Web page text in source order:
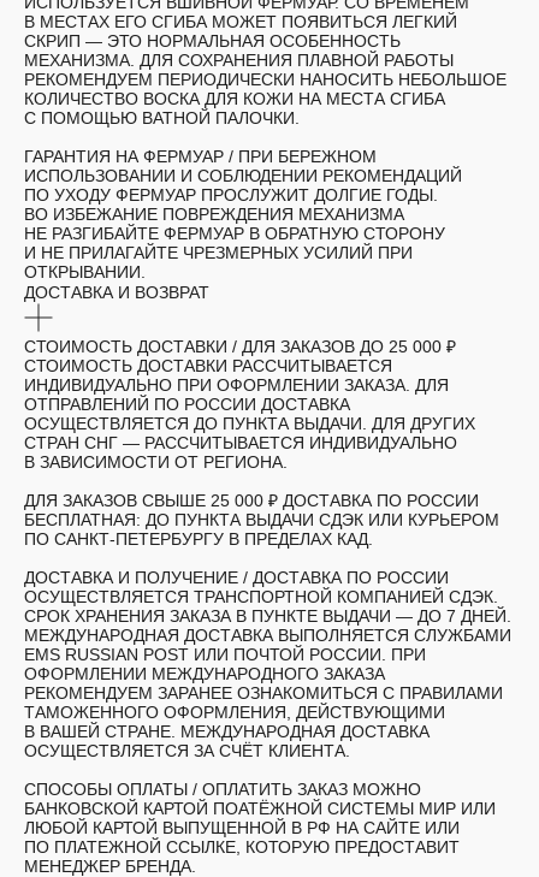
В МЕСТАХ ЕГО СГИБА МОЖЕТ ПОЯВИТЬСЯ ЛЕГКИЙ
СКРИП — ЭТО НОРМАЛЬНАЯ ОСОБЕННОСТЬ
МЕХАНИЗМА. ДЛЯ СОХРАНЕНИЯ ПЛАВНОЙ РАБОТЫ
РЕКОМЕНДУЕМ ПЕРИОДИЧЕСКИ НАНОСИТЬ НЕБОЛЬШОЕ
КОЛИЧЕСТВО ВОСКА ДЛЯ КОЖИ НА МЕСТА СГИБА
С ПОМОЩЬЮ ВАТНОЙ ПАЛОЧКИ.
ГАРАНТИЯ НА ФЕРМУАР / ПРИ БЕРЕЖНОМ
ИСПОЛЬЗОВАНИИ И СОБЛЮДЕНИИ РЕКОМЕНДАЦИЙ
ПО УХОДУ ФЕРМУАР ПРОСЛУЖИТ ДОЛГИЕ ГОДЫ.
ВО ИЗБЕЖАНИЕ ПОВРЕЖДЕНИЯ МЕХАНИЗМА
НЕ РАЗГИБАЙТЕ ФЕРМУАР В ОБРАТНУЮ СТОРОНУ
И НЕ ПРИЛАГАЙТЕ ЧРЕЗМЕРНЫХ УСИЛИЙ ПРИ
ОТКРЫВАНИИ.
ДОСТАВКА И ВОЗВРАТ
СТОИМОСТЬ ДОСТАВКИ / ДЛЯ ЗАКАЗОВ ДО 25 000 ₽
СТОИМОСТЬ ДОСТАВКИ РАССЧИТЫВАЕТСЯ
ИНДИВИДУАЛЬНО ПРИ ОФОРМЛЕНИИ ЗАКАЗА. ДЛЯ
ОТПРАВЛЕНИЙ ПО РОССИИ ДОСТАВКА
ОСУЩЕСТВЛЯЕТСЯ ДО ПУНКТА ВЫДАЧИ. ДЛЯ ДРУГИХ
СТРАН СНГ — РАССЧИТЫВАЕТСЯ ИНДИВИДУАЛЬНО
В ЗАВИСИМОСТИ ОТ РЕГИОНА.
ДЛЯ ЗАКАЗОВ СВЫШЕ 25 000 ₽ ДОСТАВКА ПО РОССИИ
БЕСПЛАТНАЯ: ДО ПУНКТА ВЫДАЧИ СДЭК ИЛИ КУРЬЕРОМ
ПО САНКТ-ПЕТЕРБУРГУ В ПРЕДЕЛАХ КАД.
ДОСТАВКА И ПОЛУЧЕНИЕ / ДОСТАВКА ПО РОССИИ
ОСУЩЕСТВЛЯЕТСЯ ТРАНСПОРТНОЙ КОМПАНИЕЙ СДЭК.
СРОК ХРАНЕНИЯ ЗАКАЗА В ПУНКТЕ ВЫДАЧИ — ДО 7 ДНЕЙ.
МЕЖДУНАРОДНАЯ ДОСТАВКА ВЫПОЛНЯЕТСЯ СЛУЖБАМИ
EMS RUSSIAN POST ИЛИ ПОЧТОЙ РОССИИ. ПРИ
ОФОРМЛЕНИИ МЕЖДУНАРОДНОГО ЗАКАЗА
РЕКОМЕНДУЕМ ЗАРАНЕЕ ОЗНАКОМИТЬСЯ С ПРАВИЛАМИ
ТАМОЖЕННОГО ОФОРМЛЕНИЯ, ДЕЙСТВУЮЩИМИ
В ВАШЕЙ СТРАНЕ. МЕЖДУНАРОДНАЯ ДОСТАВКА
ОСУЩЕСТВЛЯЕТСЯ ЗА СЧЁТ КЛИЕНТА.
СПОСОБЫ ОПЛАТЫ / ОПЛАТИТЬ ЗАКАЗ МОЖНО
БАНКОВСКОЙ КАРТОЙ ПОАТЁЖНОЙ СИСТЕМЫ МИР ИЛИ
ЛЮБОЙ КАРТОЙ ВЫПУЩЕННОЙ В РФ НА САЙТЕ ИЛИ
ПО ПЛАТЕЖНОЙ ССЫЛКЕ, КОТОРУЮ ПРЕДОСТАВИТ
МЕНЕДЖЕР БРЕНДА.